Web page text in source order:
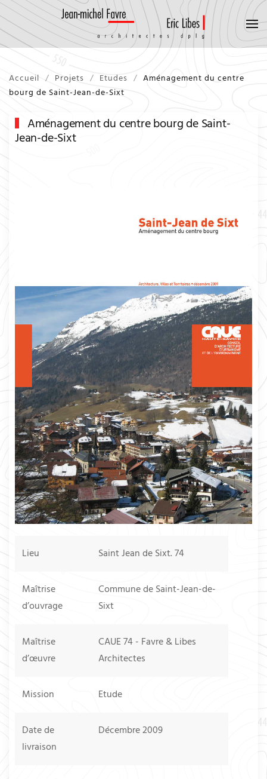
Accueil Projets Etudes
Aménagement du centre
bourg de Saint-Jean-de-Sixt
Aménagement du centre bourg de Saint-
Jean-de-Sixt
Lieu Saint Jean de Sixt. 74
Maîtrise
d’ouvrage
Commune de Saint-Jean-de-
Sixt
Maîtrise
d’œuvre
CAUE 74 - Favre & Libes
Architectes
Mission Etude
Date de
livraison
Décembre 2009